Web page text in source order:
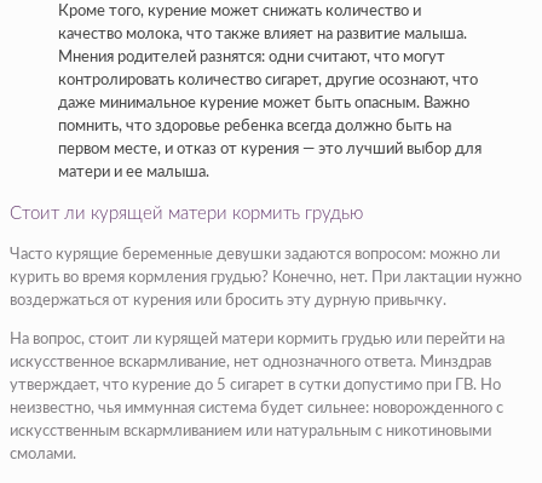
Кроме того, курение может снижать количество и
качество молока, что также влияет на развитие малыша.
Мнения родителей разнятся: одни считают, что могут
контролировать количество сигарет, другие осознают, что
даже минимальное курение может быть опасным. Важно
помнить, что здоровье ребенка всегда должно быть на
первом месте, и отказ от курения — это лучший выбор для
матери и ее малыша.
Стоит ли курящей матери кормить грудью
Часто курящие беременные девушки задаются вопросом: можно ли
курить во время кормления грудью? Конечно, нет. При лактации нужно
воздержаться от курения или бросить эту дурную привычку.
На вопрос, стоит ли курящей матери кормить грудью или перейти на
искусственное вскармливание, нет однозначного ответа. Минздрав
утверждает, что курение до 5 сигарет в сутки допустимо при ГВ. Но
неизвестно, чья иммунная система будет сильнее: новорожденного с
искусственным вскармливанием или натуральным с никотиновыми
смолами.